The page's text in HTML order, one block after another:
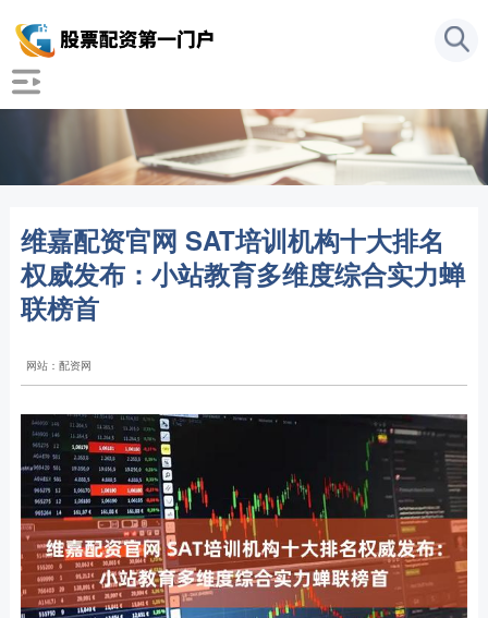
维嘉配资官网 SAT培训机构十大排名
权威发布：小站教育多维度综合实力蝉
联榜首
网站：配资网